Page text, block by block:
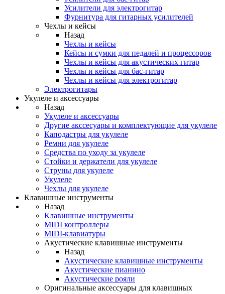
Усилители для электрогитар
Фурнитура для гитарных усилителей
Чехлы и кейсы
Назад
Чехлы и кейсы
Кейсы и сумки для педалей и процессоров
Чехлы и кейсы для акустических гитар
Чехлы и кейсы для бас-гитар
Чехлы и кейсы для электрогитар
Электрогитары
Укулеле и аксессуары
Назад
Укулеле и аксессуары
Другие акссесуары и комплектующие для укулеле
Каподастры для укулеле
Ремни для укулеле
Средства по уходу за укулеле
Стойки и держатели для укулеле
Струны для укулеле
Укулеле
Чехлы для укулеле
Клавишные инструменты
Назад
Клавишные инструменты
MIDI контроллеры
MIDI-клавиатуры
Акустические клавишные инструменты
Назад
Акустические клавишные инструменты
Акустические пианино
Акустические рояли
Оригинальные аксессуары для клавишных